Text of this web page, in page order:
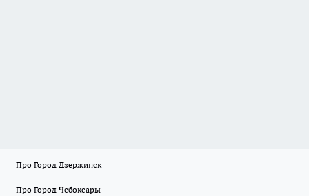
Про Город Дзержинск
Про Город Чебоксары